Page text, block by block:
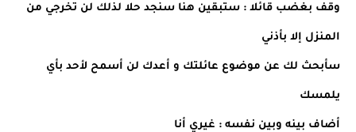
وقف بغضب قائلا : ستبقين هنا سنجد حلا لذلك لن تخرجي من
المنزل إلا بأذني
سأبحث لك عن موضوع عائلتك و أعدك لن أسمح لأحد بأي
يلمسك
أضاف بينه وبين نفسه : غيري أنا